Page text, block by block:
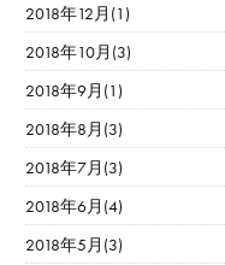
2018年12月(1)
2018年10月(3)
2018年9月(1)
2018年8月(3)
2018年7月(3)
2018年6月(4)
2018年5月(3)